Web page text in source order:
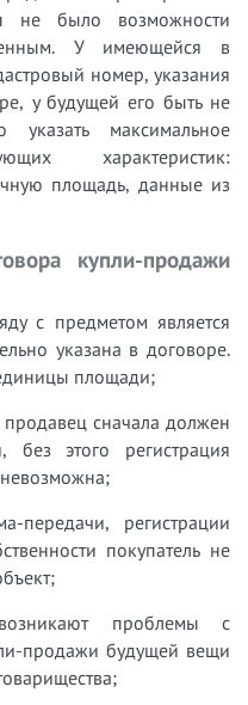
не было возможности
У имеющейся в
номер, указания
у будущей его быть не
максимальное
характеристик:
площадь, данные из
купли-продажи
с предметом является
указана в договоре.
площади;
сначала должен
без этого регистрация
передачи, регистрации
покупатель не
проблемы с
продажи будущей вещи